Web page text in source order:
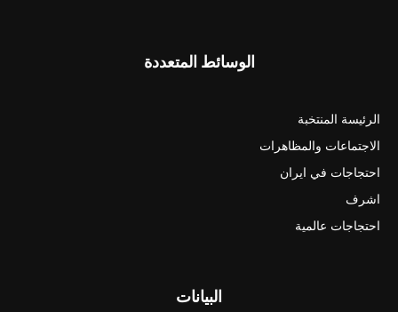
الوسائط المتعددة
الرئيسة المنتخبة
الاجتماعات والمظاهرات
احتجاجات في ايران
اشرف
احتجاجات عالمية
البيانات